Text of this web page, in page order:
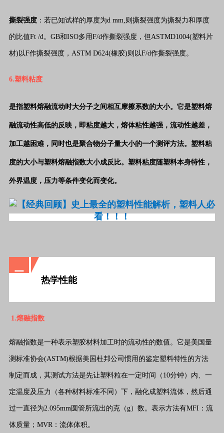
撕裂强度 ：若已知试样的厚度为d mm,则撕裂强度为撕裂力和厚度
的比值Ft /d。 GB和ISO多用F/d作撕裂强度，但ASTMD1004(塑料片
材)以F作撕裂强度，ASTM D624(橡胶)则以F/d作撕裂强度。
6.塑料粘度
是指塑料熔融流动时大分子之间相互摩擦系数的大小。 它是塑料熔
融流动性高低的反映，即粘度越大，熔体粘性越强，流动性越差，
加工越困难，同时也是聚合物分子量大小的一个测评方法。 塑料粘
度的大小与塑料熔融指数大小成反比。塑料粘度随塑料本身特性，
外界温度，压力等条件变化而变化。
二 热学性能
1.熔融指数
熔融指数是一种表示塑胶材料加工时的流动性的数值。它是美国量
测标准协会(ASTM)根据美国杜邦公司惯用的鉴定塑料特性的方法
制定而成，其测试方法是先让塑料粒在一定时间（10分钟）内、一
定温度及压力（各种材料标准不同）下，融化成塑料流体，然后通
过一直径为2.095mm圆管所流出的克（g）数。 表示方法有MFI：流
体质量；MVR：流体体积。